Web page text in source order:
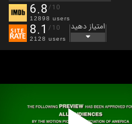
6.8 /10
12898 users
8.1 /10
2128 users
امتیاز دهید